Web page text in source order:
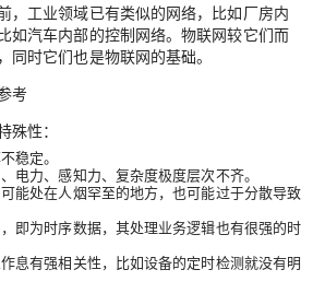
，工业领域已有类似的网络，比如厂房内
如汽车内部的控制网络。物联网较它们而
同时它们也是物联网的基础。
考
性：
稳定。
电力、感知力、复杂度极度层次不齐。
能处在人烟罕至的地方，也可能过于分散导致
即为时序数据，其处理业务逻辑也有很强的时
息有强相关性，比如设备的定时检测就没有明